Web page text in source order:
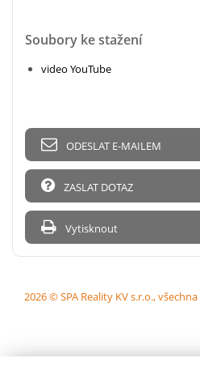
Soubory ke stažení
video YouTube
ODESLAT E-MAILEM
ZASLAT DOTAZ
Vytisknout
2026 © SPA Reality KV s.r.o.,